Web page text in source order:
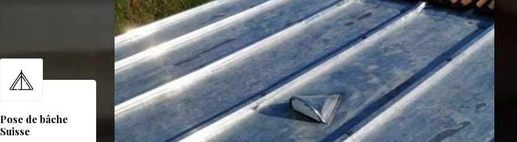
Pose de bâche
Suisse